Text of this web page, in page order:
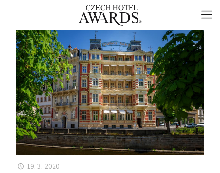
19. 3. 2020